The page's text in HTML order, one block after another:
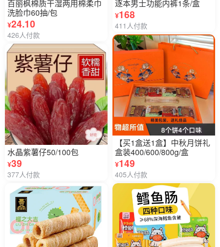
百丽枫棉质干湿两用棉柔巾
洗脸巾60抽/包
¥24.10
426人付款
水晶紫薯仔50/100包
¥39
377人付款
逐本男士功能内裤1条/盒
¥168
411人付款
【买1盒送1盒】中秋月饼礼
盒装400/600/800g/盒
¥149
405人付款